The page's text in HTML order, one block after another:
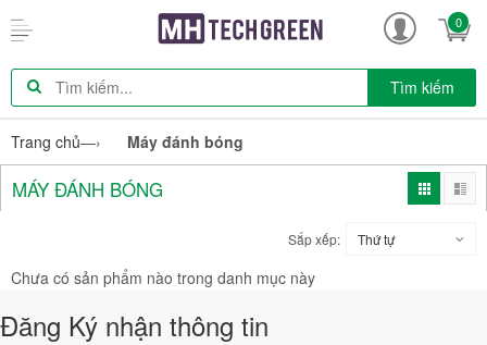
0
Tìm kiếm
Trang chủ—› Máy đánh bóng
MÁY ĐÁNH BÓNG
Sắp xếp: Thứ tự
Chưa có sản phẩm nào trong danh mục này
Đăng Ký nhận thông tin